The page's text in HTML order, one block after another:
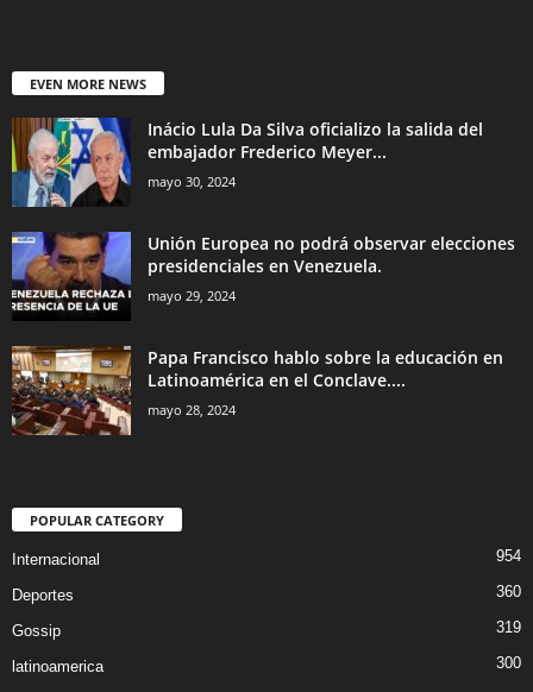
EVEN MORE NEWS
Inácio Lula Da Silva oficializo la salida del
embajador Frederico Meyer...
mayo 30, 2024
Unión Europea no podrá observar elecciones
presidenciales en Venezuela.
mayo 29, 2024
Papa Francisco hablo sobre la educación en
Latinoamérica en el Conclave....
mayo 28, 2024
POPULAR CATEGORY
Internacional 954
Deportes 360
Gossip 319
latinoamerica
300